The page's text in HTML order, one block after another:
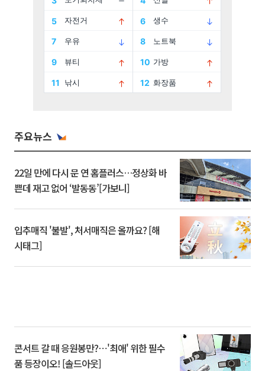
주요뉴스
22일 만에 다시 문 연 홈플러스…정상화 바
쁜데 재고 없어 ‘발동동’[가보니]
입추매직 '불발', 처서매직은 올까요? [해
시태그]
콘서트 갈 때 응원봉만?⋯'최애' 위한 필수
품 등장이오! [솔드아웃]